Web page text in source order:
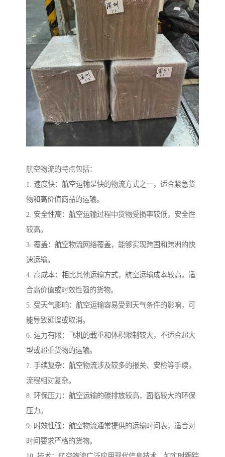
航空物流的特点包括：
1. 速度快：航空运输是快的物流方式之一，适合紧急货
物和高价值商品的运输。
2. 安全性高：航空运输过程中货物受损率较低，安全性
较高。
3. 覆盖：航空物流网络覆盖，能够实现跨国和跨洲的快
速运输。
4. 高成本：相比其他运输方式，航空运输成本较高，适
合高价值或时效性强的货物。
5. 受天气影响：航空运输容易受到天气条件的影响，可
能导致延误或取消。
6. 运力有限：飞机的载重和体积限制较大，不适合超大
型或超重货物的运输。
7. 手续复杂：航空物流涉及较多的报关、安检等手续，
流程相对复杂。
8. 环保压力：航空运输的碳排放较高，面临较大的环保
压力。
9. 时效性强：航空物流通常提供的运输时间表，适合对
时间要求严格的货物。